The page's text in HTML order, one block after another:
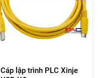
Cáp lập trình PLC Xinje